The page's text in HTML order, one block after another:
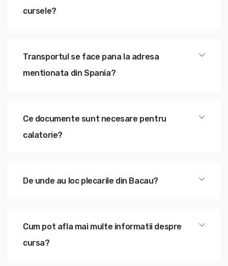
cursele?
Transportul se face pana la adresa
mentionata din Spania?
Ce documente sunt necesare pentru
calatorie?
De unde au loc plecarile din Bacau?
Cum pot afla mai multe informatii despre
cursa?